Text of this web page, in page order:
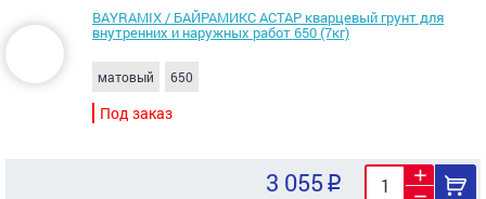
BAYRAMIX / БАЙРАМИКС АСТАР кварцевый грунт для
внутренних и наружных работ 650 (7кг)
матовый 650
Под заказ
3 055